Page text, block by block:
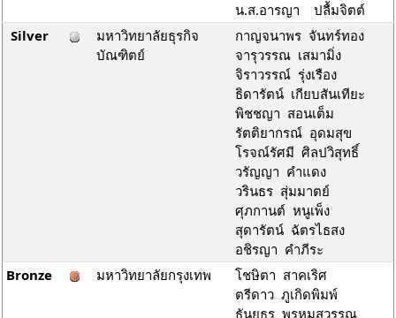
น.ส.อารญา ปลื้มจิตต์
Silver
มหาวิทยาลัยธุรกิจ
บัณฑิตย์
กาญจนาพร จันทร์ทอง
จารุวรรณ เสมามิ่ง
จิราวรรณ์ รุ่งเรือง
ธิดารัตน์ เกียบสันเทียะ
พิชชญา สอนเต็ม
รัตติยากรณ์ อุดมสุข
โรจณ์รัศมี ศิลปวิสุทธิ์
วรัญญา คำแดง
วรินธร สุ่มมาตย์
ศุภกานต์ หนูเพ็ง
สุดารัตน์ ฉัตรไธสง
อชิรญา คำภีระ
Bronze
มหาวิทยาลัยกรุงเทพ
โชษิตา สาคเริศ
ตรีดาว ภูเกิดพิมพ์
ธันยธร พรหมสุวรรณ